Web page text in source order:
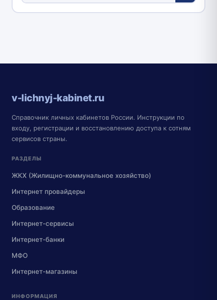
v-lichnyj-kabinet.ru
Справочник личных кабинетов России. Инструкции по
входу, регистрации и восстановлению доступа к сотням
сервисов страны.
РАЗДЕЛЫ
ЖКХ (Жилищно-коммунальное хозяйство)
Интернет провайдеры
Образование
Интернет-сервисы
Интернет-банки
МФО
Интернет-магазины
ИНФОРМАЦИЯ